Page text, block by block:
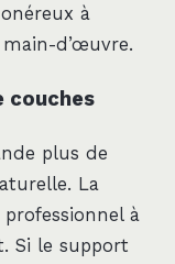
à
d’œuvre.
couches
plus de
La
à
Si le support